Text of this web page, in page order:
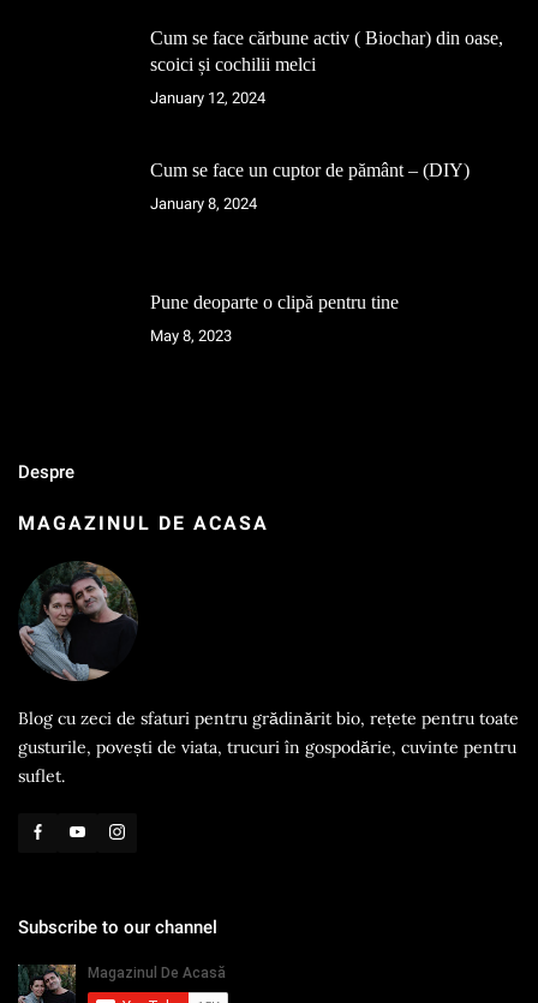
Cum se face cărbune activ ( Biochar) din oase,
scoici și cochilii melci
January 12, 2024
Cum se face un cuptor de pământ – (DIY)
January 8, 2024
Pune deoparte o clipă pentru tine
May 8, 2023
Despre
MAGAZINUL DE ACASA
Blog cu zeci de sfaturi pentru grădinărit bio, rețete pentru toate
gusturile, povești de viata, trucuri în gospodărie, cuvinte pentru
suflet.
Subscribe to our channel